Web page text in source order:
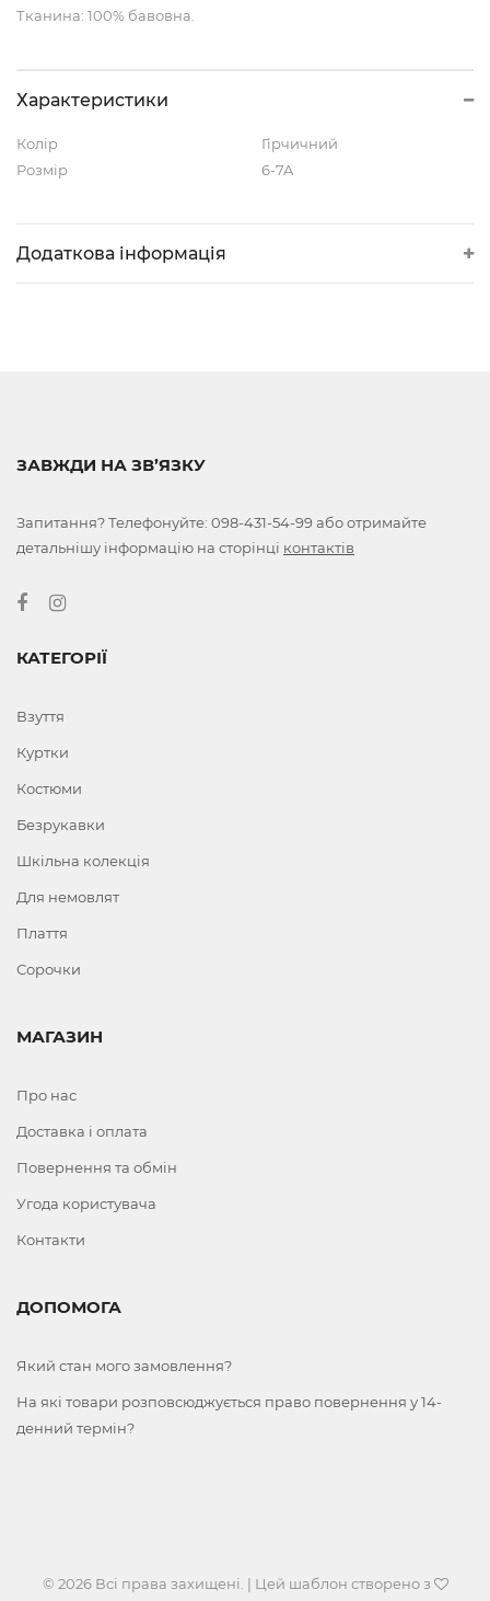
Тканина: 100% бавовна.
Характеристики
Колір
Гірчичний
Розмір
6-7A
Додаткова інформація
ЗАВЖДИ НА ЗВ’ЯЗКУ
Запитання? Телефонуйте: 098-431-54-99або отримайте
детальнішу інформацію на сторінці контактів
КАТЕГОРІЇ
Взуття
Куртки
Костюми
Безрукавки
Шкільна колекція
Для немовлят
Плаття
Сорочки
МАГАЗИН
Про нас
Доставка і оплата
Повернення та обмін
Угода користувача
Контакти
ДОПОМОГА
Який стан мого замовлення?
На які товари розповсюджується право повернення у 14-
денний термін?
© 2026 Всі права захищені. | Цей шаблон створено з